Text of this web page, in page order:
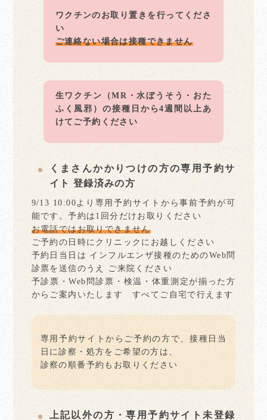
ワクチンのお取り置きを行ってくださ
い
ご連絡ない場合は接種できません
生ワクチン（MR・水ぼうそう・おた
ふく風邪）の接種日から4週間以上あ
けてご予約ください
くまさんかかりつけの方の専用予約サ
イト 登録済みの方
9/13 10:00より専用予約サイトから事前予約が可
能です。予約は1回分だけお取りください
お電話ではお取りできません
ご予約の日時にクリニックにお越しください
予約日当日は インフルエンザ接種のためのWeb問
診票を送信のうえ ご来院ください
予診票・Web問診票・検温・体重測定が揃った方
からご案内いたします すべてご自宅で行えます
専用予約サイトからご予約の方で、接種日当
日に診察・処方をご希望の方は、
診察の順番予約もお取りください
上記以外の方・専用予約サイト未登録